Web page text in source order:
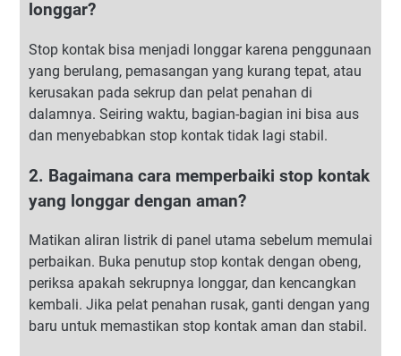
longgar?
Stop kontak bisa menjadi longgar karena penggunaan
yang berulang, pemasangan yang kurang tepat, atau
kerusakan pada sekrup dan pelat penahan di
dalamnya. Seiring waktu, bagian-bagian ini bisa aus
dan menyebabkan stop kontak tidak lagi stabil.
2. Bagaimana cara memperbaiki stop kontak
yang longgar dengan aman?
Matikan aliran listrik di panel utama sebelum memulai
perbaikan. Buka penutup stop kontak dengan obeng,
periksa apakah sekrupnya longgar, dan kencangkan
kembali. Jika pelat penahan rusak, ganti dengan yang
baru untuk memastikan stop kontak aman dan stabil.